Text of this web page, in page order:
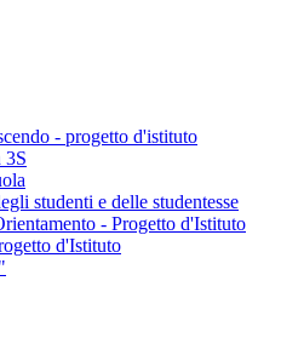
- progetto d'istituto
3S
studenti e delle studentesse
- Progetto d'Istituto
d'Istituto